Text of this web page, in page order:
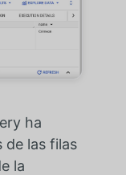
ha
de las filas
la